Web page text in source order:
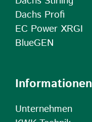
Dachs Profi
EC Power XRGI
BlueGEN
Informationen
Unternehmen